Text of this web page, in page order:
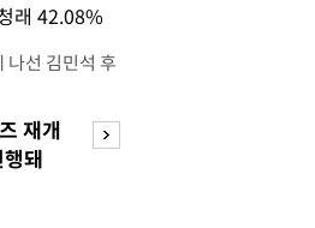
래 42.08%
나선 김민석 후
1위'를 탈환했
충청권과 부산
후보는 이날
게 됐다. 다
재개
돼